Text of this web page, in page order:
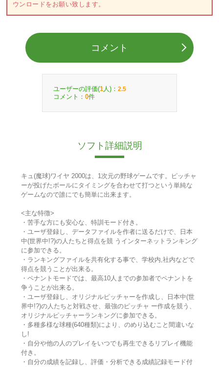
ウンロードをお願い致します。
コメント
ユーザーの評価(1 人)： 2.5
コメント： 0件
ソフト詳細説明
キュ(魔球)ワイヤ 2000は、1次元の野球ゲームです。ピッチャ
ーが投げたボールにタイミングを合わせて打つという単純な
ゲームなので誰にでも簡単に出来ます。
<主な特徴>
・苦手な方にも安心な、特訓モード付き。
・ユーザ登録し、データファイルを作者に送るだけで、日本
中(世界中!?)の人たちと得点を競 うインターネットランキング
に参加できる。
・ランキングファイルを共有化する事で、学校内,社内などで
得点を競うことが出来る。
・ペナントモードでは、最高10人までの参加者でペナントを
争うことが出来る。
・ユーザ登録し、オリジナルピッチャーを作成し、日本中(世
界中!?)の人たちと対戦させ、最強のピッチャ ー作成を競う、
オリジナルピッチャーランキングに参加できる。
・多種多様な球種(640種類)により、のめり込むこと間違いな
し!
・自分や他の人のプレイをいつでも再生できるリプレイ機能
付き。
・自分の成績を記録し、評価・分析できる成績記録モード付